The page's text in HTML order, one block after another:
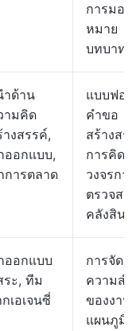
การมอบ
หมาย
บทบาท
ำด้าน
ามคิด
างสรรค์,
ออกแบบ,
การตลาด
แบบฟอร์
คำขอ
สร้างสร
การคิดค้
วงจรการ
ตรวจสอ
คลังสินท
ออกแบบ
ระ, ทีม
เอเจนซี่
การจัดล
ความสำ
ของงาน,
แผนภูมิแ